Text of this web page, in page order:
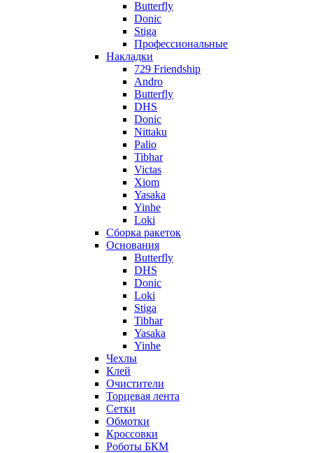
Butterfly
Donic
Stiga
Профессиональные
Накладки
729 Friendship
Andro
Butterfly
DHS
Donic
Nittaku
Palio
Tibhar
Victas
Xiom
Yasaka
Yinhe
Loki
Сборка ракеток
Основания
Butterfly
DHS
Donic
Loki
Stiga
Tibhar
Yasaka
Yinhe
Чехлы
Клей
Очистители
Торцевая лента
Сетки
Обмотки
Кроссовки
Роботы БКМ